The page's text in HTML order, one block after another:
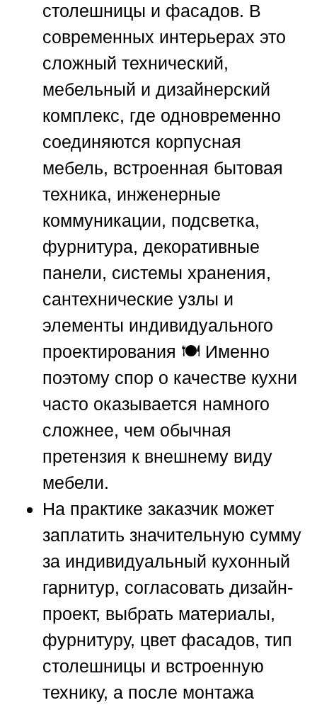
столешницы и фасадов. В
современных интерьерах это
сложный технический,
мебельный и дизайнерский
комплекс, где одновременно
соединяются корпусная
мебель, встроенная бытовая
техника, инженерные
коммуникации, подсветка,
фурнитура, декоративные
панели, системы хранения,
сантехнические узлы и
элементы индивидуального
проектирования 🍽️ Именно
поэтому спор о качестве кухни
часто оказывается намного
сложнее, чем обычная
претензия к внешнему виду
мебели.
На практике заказчик может
заплатить значительную сумму
за индивидуальный кухонный
гарнитур, согласовать дизайн-
проект, выбрать материалы,
фурнитуру, цвет фасадов, тип
столешницы и встроенную
технику, а после монтажа